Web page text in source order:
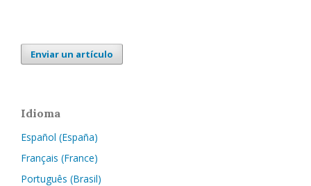
Enviar un artículo
Idioma
Español (España)
Français (France)
Português (Brasil)